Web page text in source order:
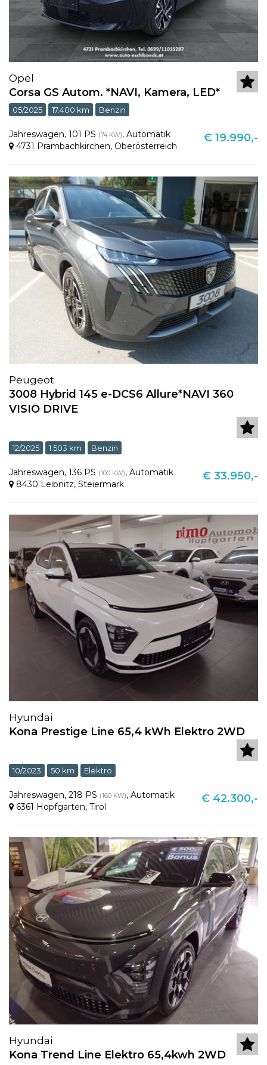
Opel
Corsa GS Autom. *NAVI, Kamera, LED*
05/2025 17.400 km Benzin
Jahreswagen, 101 PS (74 KW), Automatik
4731 Prambachkirchen, Oberösterreich
€ 19.990,-
Peugeot
3008 Hybrid 145 e-DCS6 Allure*NAVI 360
VISIO DRIVE
12/2025 1.503 km Benzin
Jahreswagen, 136 PS (100 KW), Automatik
8430 Leibnitz, Steiermark
€ 33.950,-
Hyundai
Kona Prestige Line 65,4 kWh Elektro 2WD
10/2023 50 km Elektro
Jahreswagen, 218 PS (160 KW), Automatik
6361 Hopfgarten, Tirol
€ 42.300,-
Hyundai
Kona Trend Line Elektro 65,4kwh 2WD